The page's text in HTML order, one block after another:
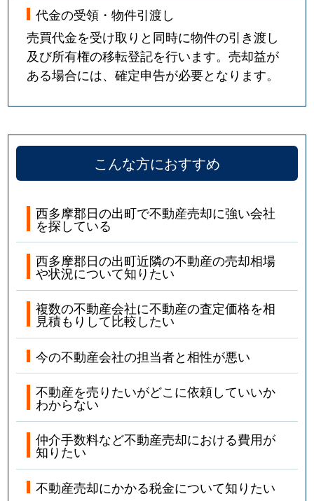
代金の受領・物件引渡し
売買代金を受け取りと同時に物件の引き渡し
及び所有権の移転登記を行います。売却益が
ある場合には、確定申告が必要となります。
こんな方におすすめ
西多摩郡日の出町で不動産売却に強い会社
を探している
西多摩郡日の出町近隣の不動産の売却相場
や状況について知りたい
複数の不動産会社に不動産の査定価格を相
見積もりして比較したい
今の不動産会社の担当者と相性が悪い
不動産を売りたいがどこに依頼していいか
わからない
仲介手数料など不動産売却における費用が
知りたい
不動産売却にかかる税金について知りたい